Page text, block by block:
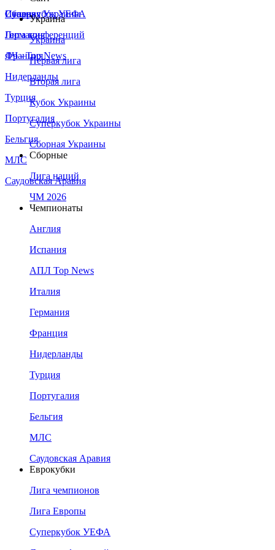
Сборная Украины
Италия
Германия
Франция
Нидерланды
Турция
Португалия
Бельгия
МЛС
Саудовская Аравия
Суперкубок УЕФА
Лига конференций
ЛЧ - Top News
Украина
Украина
Первая лига
Вторая лига
Кубок Украины
Суперкубок Украины
Сборная Украины
Сборные
Лига наций
ЧМ 2026
Чемпионаты
Англия
Испания
АПЛ Top News
Италия
Германия
Франция
Нидерланды
Турция
Португалия
Бельгия
МЛС
Саудовская Аравия
Еврокубки
Лига чемпионов
Лига Европы
Суперкубок УЕФА